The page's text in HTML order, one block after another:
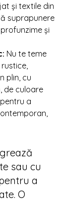
și textile din
suprapunere
și
Nu te teme
plin, cu
de culoare
a
sau cu
a
O